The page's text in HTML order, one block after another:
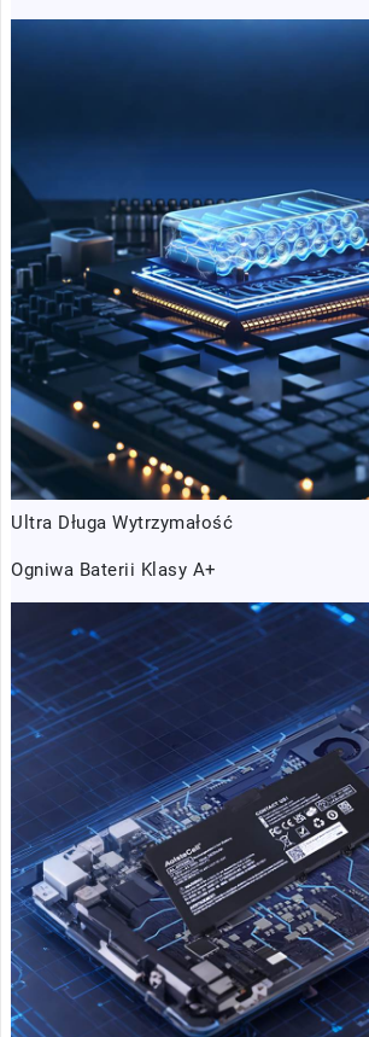
Ultra Długa Wytrzymałość
Ogniwa Baterii Klasy A+